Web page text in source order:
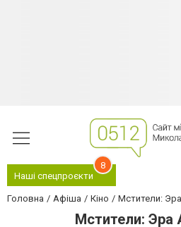
Наші спецпроєкти
8
Головна Афіша Кіно Мстители:
Мстители: Эра